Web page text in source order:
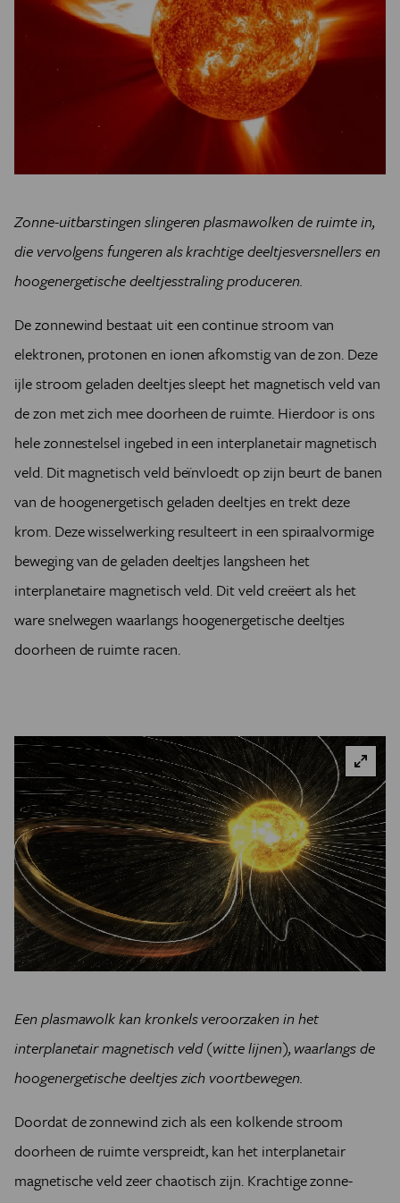
Zonne-uitbarstingen slingeren plasmawolken de ruimte in,
die vervolgens fungeren als krachtige deeltjesversnellers en
hoogenergetische deeltjesstraling produceren.
De zonnewind bestaat uiteen continue stroom van
elektronen, protonen en ionen afkomstig van de zon. Deze
ijle stroom geladen deeltjes sleept het magnetisch veld van
de zon met zich mee doorheen de ruimte. Hierdoor is ons
hele zonnestelsel ingebed in een interplanetair magnetisch
veld. Dit magnetisch veld beïnvloedt op zijn beurt de banen
van de hoogenergetisch geladen deeltjes en trekt deze
krom. Deze wisselwerking resulteert in een spiraalvormige
beweging van de geladen deeltjes langsheen het
interplanetaire magnetisch veld. Dit veld creëert als het
ware snelwegen waarlangs hoogenergetische deeltjes
doorheen de ruimte racen.
Een plasmawolk kan kronkels veroorzaken in het
interplanetair magnetisch veld (witte lijnen), waarlangs de
hoogenergetische deeltjes zich voortbewegen.
Doordat de zonnewind zich als een kolkende stroom
doorheen de ruimte verspreidt, kan het interplanetair
magnetische veld zeer chaotisch zijn. Krachtige zonne-